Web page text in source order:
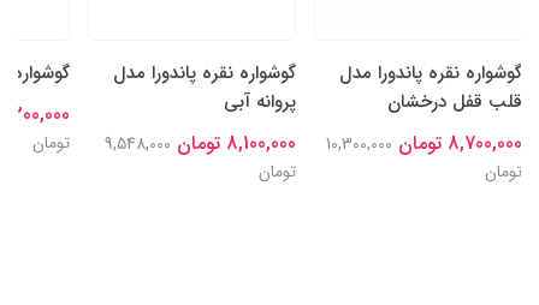
گوشواره نقره پاندورا مدل
قلب قفل درخشان
8,700,000 تومان
10,300,000
تومان
گوشواره نقره پاندورا مدل
پروانه آبی
8,100,000 تومان
9,548,000
تومان
گوشواره
8,300,000
تومان